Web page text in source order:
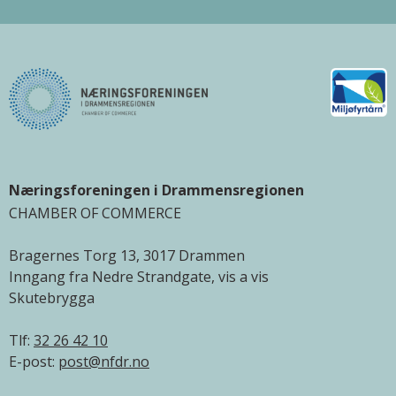
Næringsforeningen i Drammensregionen
CHAMBER OF COMMERCE
Bragernes Torg 13, 3017 Drammen
Inngang fra Nedre Strandgate, vis a vis
Skutebrygga
Tlf: 32 26 42 10
E-post: post@nfdr.no